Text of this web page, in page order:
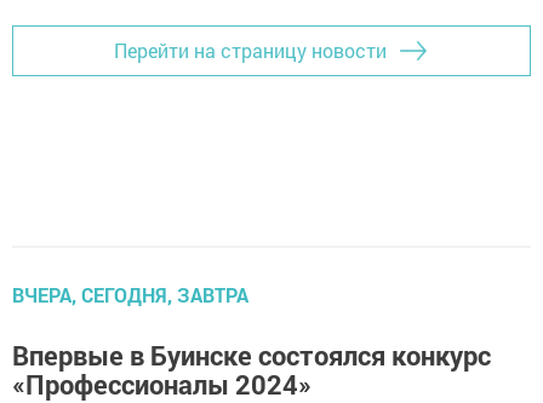
Перейти на страницу новости
ВЧЕРА, СЕГОДНЯ, ЗАВТРА
Впервые в Буинске состоялся конкурс
«Профессионалы 2024»